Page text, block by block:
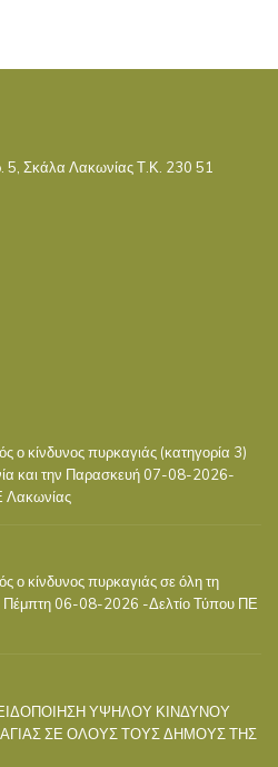
5, Σκάλα Λακωνίας Τ.Κ. 230 51
ο κίνδυνος πυρκαγιάς (κατηγορία 3)
και την Παρασκευή 07-08-2026-
Λακωνίας
ο κίνδυνος πυρκαγιάς σε όλη τη
Πέμπτη 06-08-2026 -Δελτίο Τύπου ΠΕ
ΥΨΗΛΟΥ ΚΙΝΔΥΝΟΥ
ΣΕ ΟΛΟΥΣ ΤΟΥΣ ΔΗΜΟΥΣ ΤΗΣ